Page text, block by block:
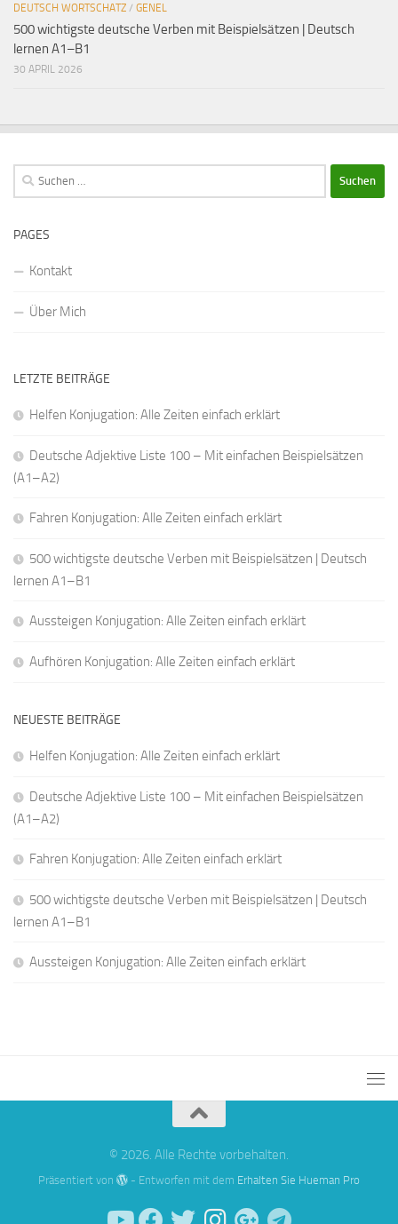
DEUTSCH WORTSCHATZ / GENEL
500 wichtigste deutsche Verben mit Beispielsätzen | Deutsch
lernen A1–B1
30 APRIL 2026
Suchen
nach:
PAGES
Kontakt
Über Mich
LETZTE BEITRÄGE
Helfen Konjugation: Alle Zeiten einfach erklärt
Deutsche Adjektive Liste 100 – Mit einfachen Beispielsätzen
(A1–A2)
Fahren Konjugation: Alle Zeiten einfach erklärt
500 wichtigste deutsche Verben mit Beispielsätzen | Deutsch
lernen A1–B1
Aussteigen Konjugation: Alle Zeiten einfach erklärt
Aufhören Konjugation: Alle Zeiten einfach erklärt
NEUESTE BEITRÄGE
Helfen Konjugation: Alle Zeiten einfach erklärt
Deutsche Adjektive Liste 100 – Mit einfachen Beispielsätzen
(A1–A2)
Fahren Konjugation: Alle Zeiten einfach erklärt
500 wichtigste deutsche Verben mit Beispielsätzen | Deutsch
lernen A1–B1
Aussteigen Konjugation: Alle Zeiten einfach erklärt
© 2026. Alle Rechte vorbehalten.
Präsentiert von - Entworfen mit dem Erhalten Sie Hueman Pro